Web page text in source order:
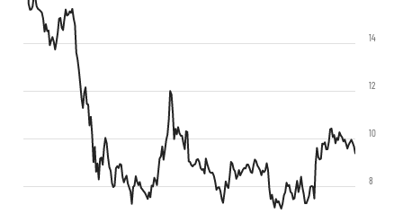
8
10
12
14